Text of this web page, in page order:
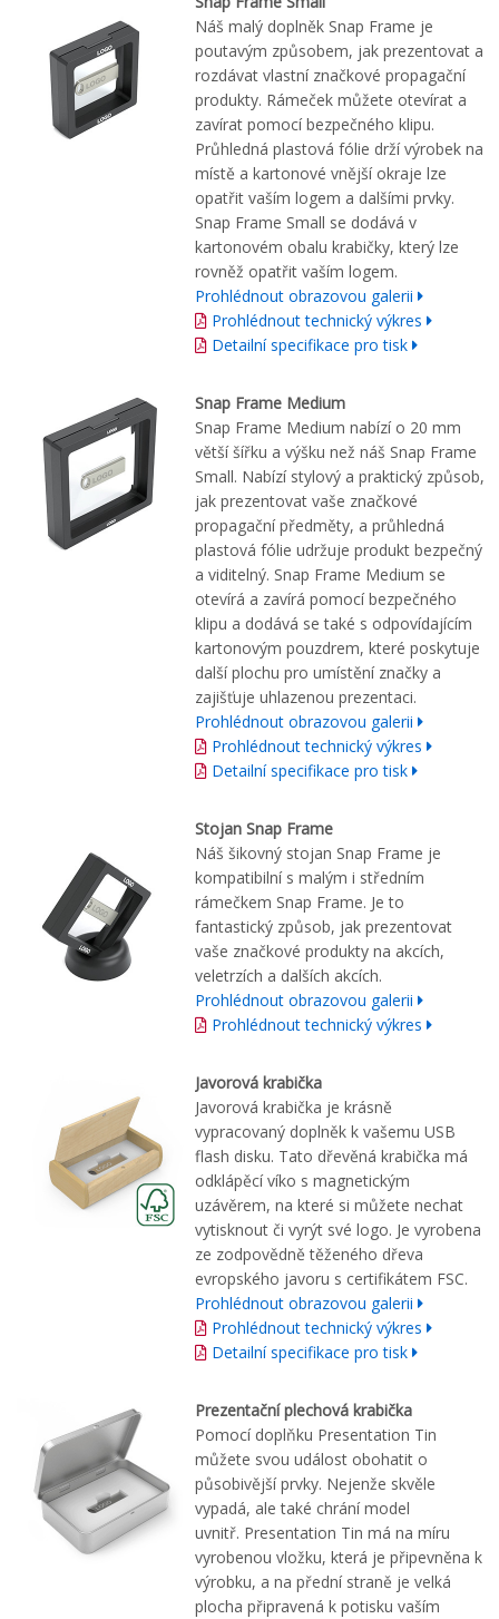
Náš malý doplněk Snap Frame je
poutavým způsobem, jak prezentovat a
rozdávat vlastní značkové propagační
produkty. Rámeček můžete otevírat a
zavírat pomocí bezpečného klipu.
Průhledná plastová fólie drží výrobek na
místě a kartonové vnější okraje lze
opatřit vaším logem a dalšími prvky.
Snap Frame Small se dodává v
kartonovém obalu krabičky, který lze
rovněž opatřit vaším logem.
Prohlédnout obrazovou galerii
Prohlédnout technický výkres
Detailní specifikace pro tisk
Snap Frame Medium
Snap Frame Medium nabízí o 20 mm
větší šířku a výšku než náš Snap Frame
Small. Nabízí stylový a praktický způsob,
jak prezentovat vaše značkové
propagační předměty, a průhledná
plastová fólie udržuje produkt bezpečný
a viditelný. Snap Frame Medium se
otevírá a zavírá pomocí bezpečného
klipu a dodává se také s odpovídajícím
kartonovým pouzdrem, které poskytuje
další plochu pro umístění značky a
zajišťuje uhlazenou prezentaci.
Prohlédnout obrazovou galerii
Prohlédnout technický výkres
Detailní specifikace pro tisk
Stojan Snap Frame
Náš šikovný stojan Snap Frame je
kompatibilní s malým i středním
rámečkem Snap Frame. Je to
fantastický způsob, jak prezentovat
vaše značkové produkty na akcích,
veletrzích a dalších akcích.
Prohlédnout obrazovou galerii
Prohlédnout technický výkres
Javorová krabička
Javorová krabička je krásně
vypracovaný doplněk k vašemu USB
flash disku. Tato dřevěná krabička má
odklápěcí víko s magnetickým
uzávěrem, na které si můžete nechat
vytisknout či vyrýt své logo. Je vyrobena
ze zodpovědně těženého dřeva
evropského javoru s certifikátem FSC.
Prohlédnout obrazovou galerii
Prohlédnout technický výkres
Detailní specifikace pro tisk
Prezentační plechová krabička
Pomocí doplňku Presentation Tin
můžete svou událost obohatit o
působivější prvky. Nejenže skvěle
vypadá, ale také chrání model
uvnitř. Presentation Tin má na míru
vyrobenou vložku, která je připevněna k
výrobku, a na přední straně je velká
plocha připravená k potisku vaším